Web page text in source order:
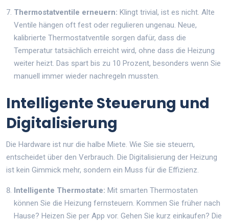
Thermostatventile erneuern: Klingt trivial, ist es nicht. Alte
Ventile hängen oft fest oder regulieren ungenau. Neue,
kalibrierte Thermostatventile sorgen dafür, dass die
Temperatur tatsächlich erreicht wird, ohne dass die Heizung
weiter heizt. Das spart bis zu 10 Prozent, besonders wenn Sie
manuell immer wieder nachregeln mussten.
Intelligente Steuerung und
Digitalisierung
Die Hardware ist nur die halbe Miete. Wie Sie sie steuern,
entscheidet über den Verbrauch. Die Digitalisierung der Heizung
ist kein Gimmick mehr, sondern ein Muss für die Effizienz.
Intelligente Thermostate: Mit smarten Thermostaten
können Sie die Heizung fernsteuern. Kommen Sie früher nach
Hause? Heizen Sie per App vor. Gehen Sie kurz einkaufen? Die